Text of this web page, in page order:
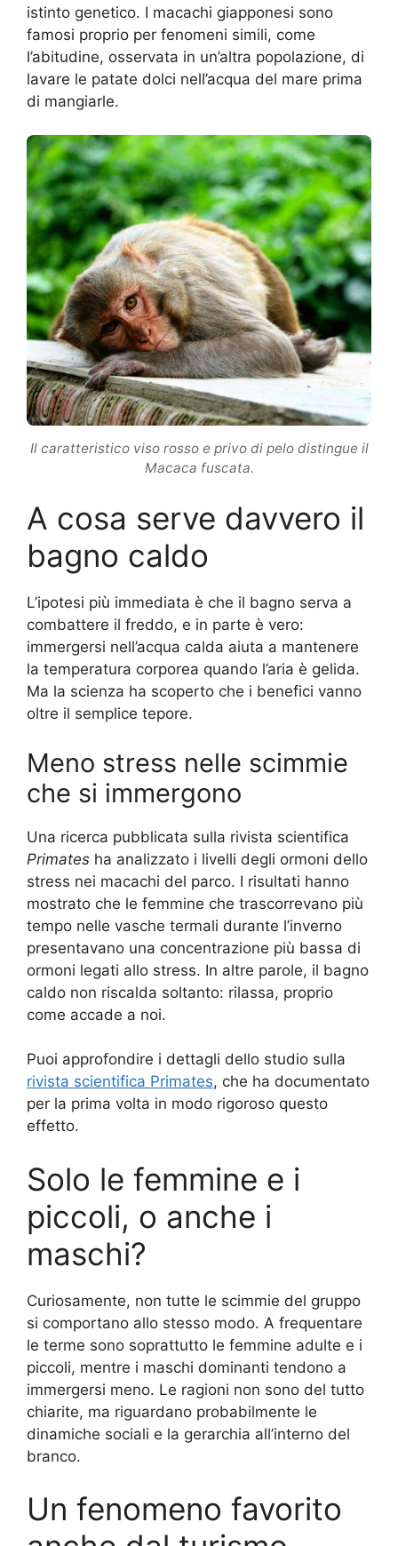
istinto genetico. I macachi giapponesi sono
famosi proprio per fenomeni simili, come
l’abitudine, osservata in un’altra popolazione, di
lavare le patate dolci nell’acqua del mare prima
di mangiarle.
Il caratteristico viso rosso e privo di pelo distingue il
Macaca fuscata.
A cosa serve davvero il
bagno caldo
L’ipotesi più immediata è che il bagno serva a
combattere il freddo, e in parte è vero:
immergersi nell’acqua calda aiuta a mantenere
la temperatura corporea quando l’aria è gelida.
Ma la scienza ha scoperto che i benefici vanno
oltre il semplice tepore.
Meno stress nelle scimmie
che si immergono
Una ricerca pubblicata sulla rivista scientifica
Primates ha analizzato i livelli degli ormoni dello
stress nei macachi del parco. I risultati hanno
mostrato che le femmine che trascorrevano più
tempo nelle vasche termali durante l’inverno
presentavano una concentrazione più bassa di
ormoni legati allo stress. In altre parole, il bagno
caldo non riscalda soltanto: rilassa, proprio
come accade a noi.
Puoi approfondire i dettagli dello studio sulla
rivista scientifica Primates, che ha documentato
per la prima volta in modo rigoroso questo
effetto.
Solo le femmine e i
piccoli, o anche i
maschi?
Curiosamente, non tutte le scimmie del gruppo
si comportano allo stesso modo. A frequentare
le terme sono soprattutto le femmine adulte e i
piccoli, mentre i maschi dominanti tendono a
immergersi meno. Le ragioni non sono del tutto
chiarite, ma riguardano probabilmente le
dinamiche sociali e la gerarchia all’interno del
branco.
Un fenomeno favorito